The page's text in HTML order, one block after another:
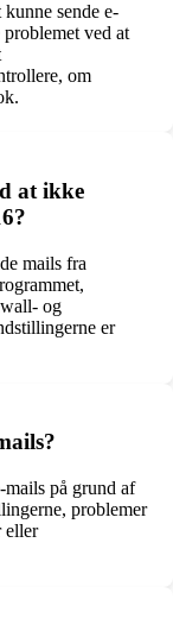
sende e-
ved at
om
at ikke
mails fra
og
er
mails på grund af
problemer
eller